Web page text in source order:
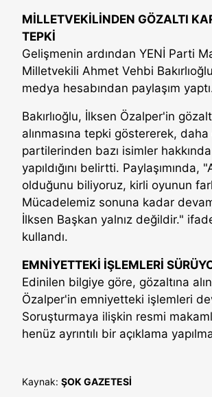
MİLLETVEKİLİNDEN GÖZALTI
TEPKİ
Gelişmenin ardından YENİ Parti
Milletvekili Ahmet Vehbi
medya hesabından paylaşım
Bakırlıoğlu, İlksen Özalper'in
alınmasına tepki göstererek,
partilerinden bazı isimler
yapıldığını belirtti. Paylaşımında,
olduğunu biliyoruz, kirli oyunun
Mücadelemiz sonuna kadar
İlksen Başkan yalnız değildir."
kullandı.
EMNİYETTEKİ İŞLEMLERİ
Edinilen bilgiye göre, gözaltına
Özalper'in emniyetteki işlemleri
Soruşturmaya ilişkin resmi
henüz ayrıntılı bir açıklama
Kaynak: ŞOK GAZETESİ